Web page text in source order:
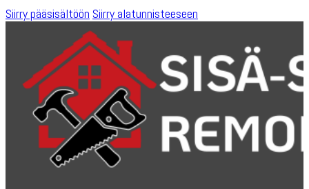
Siirry pääsisältöön Siirry alatunnisteeseen